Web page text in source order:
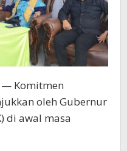
— Komitmen
oleh Gubernur
di awal masa